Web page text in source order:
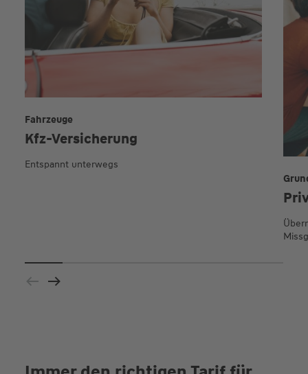
Kfz-Versicherung
Fahrzeuge
Entspannt unterwegs